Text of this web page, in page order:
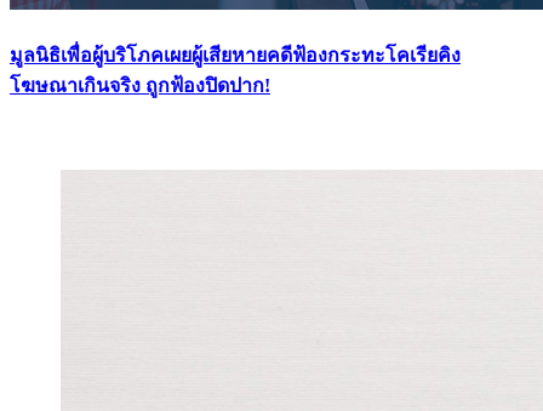
มูลนิธิเพื่อผู้บริโภคเผยผู้เสียหายคดีฟ้องกระทะโคเรียคิง
โฆษณาเกินจริง ถูกฟ้องปิดปาก!